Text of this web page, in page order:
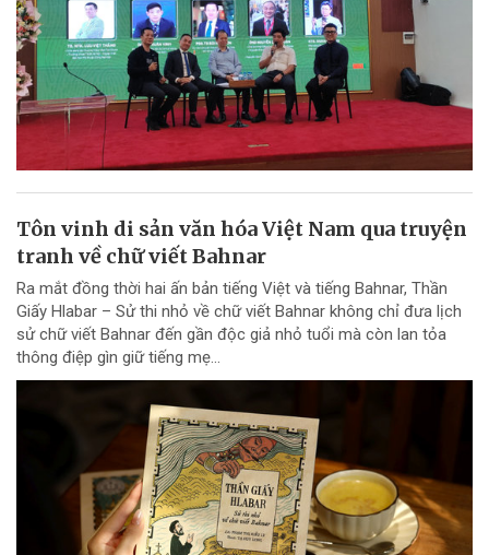
Tôn vinh di sản văn hóa Việt Nam qua truyện
tranh về chữ viết Bahnar
Ra mắt đồng thời hai ấn bản tiếng Việt và tiếng Bahnar, Thần
Giấy Hlabar – Sử thi nhỏ về chữ viết Bahnar không chỉ đưa lịch
sử chữ viết Bahnar đến gần độc giả nhỏ tuổi mà còn lan tỏa
thông điệp gìn giữ tiếng mẹ...